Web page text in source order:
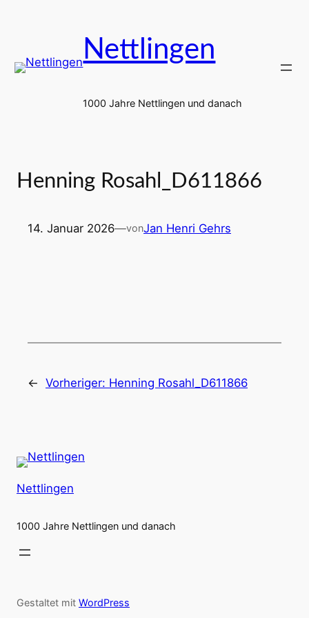
Nettlingen
1000 Jahre Nettlingen und danach
Henning Rosahl_D611866
14. Januar 2026—vonJan Henri Gehrs
← Vorheriger: Henning Rosahl_D611866
Nettlingen
1000 Jahre Nettlingen und danach
Gestaltet mit WordPress